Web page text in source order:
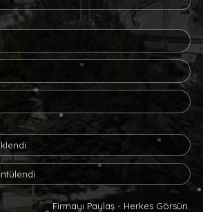
Firmayı Paylaş - Herkes Görsün